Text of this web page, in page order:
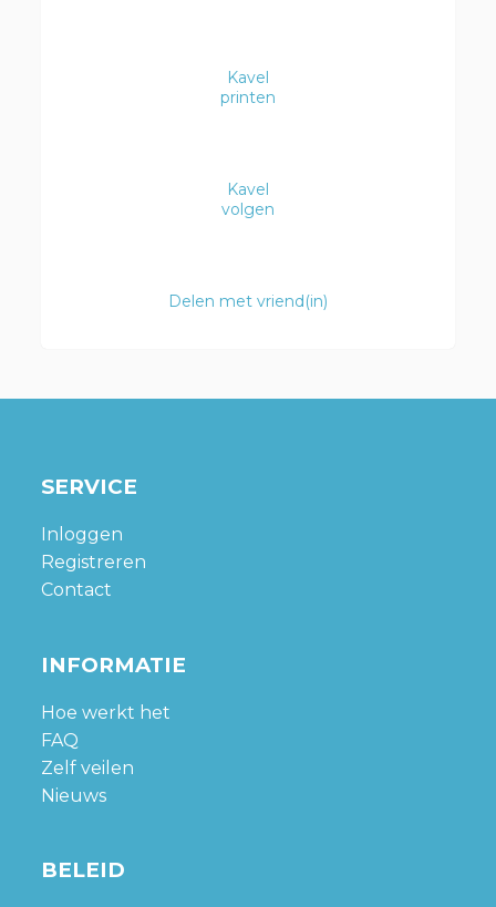
Kavel
printen
Kavel
volgen
Delen met vriend(in)
SERVICE
Inloggen
Registreren
Contact
INFORMATIE
Hoe werkt het
FAQ
Zelf veilen
Nieuws
BELEID